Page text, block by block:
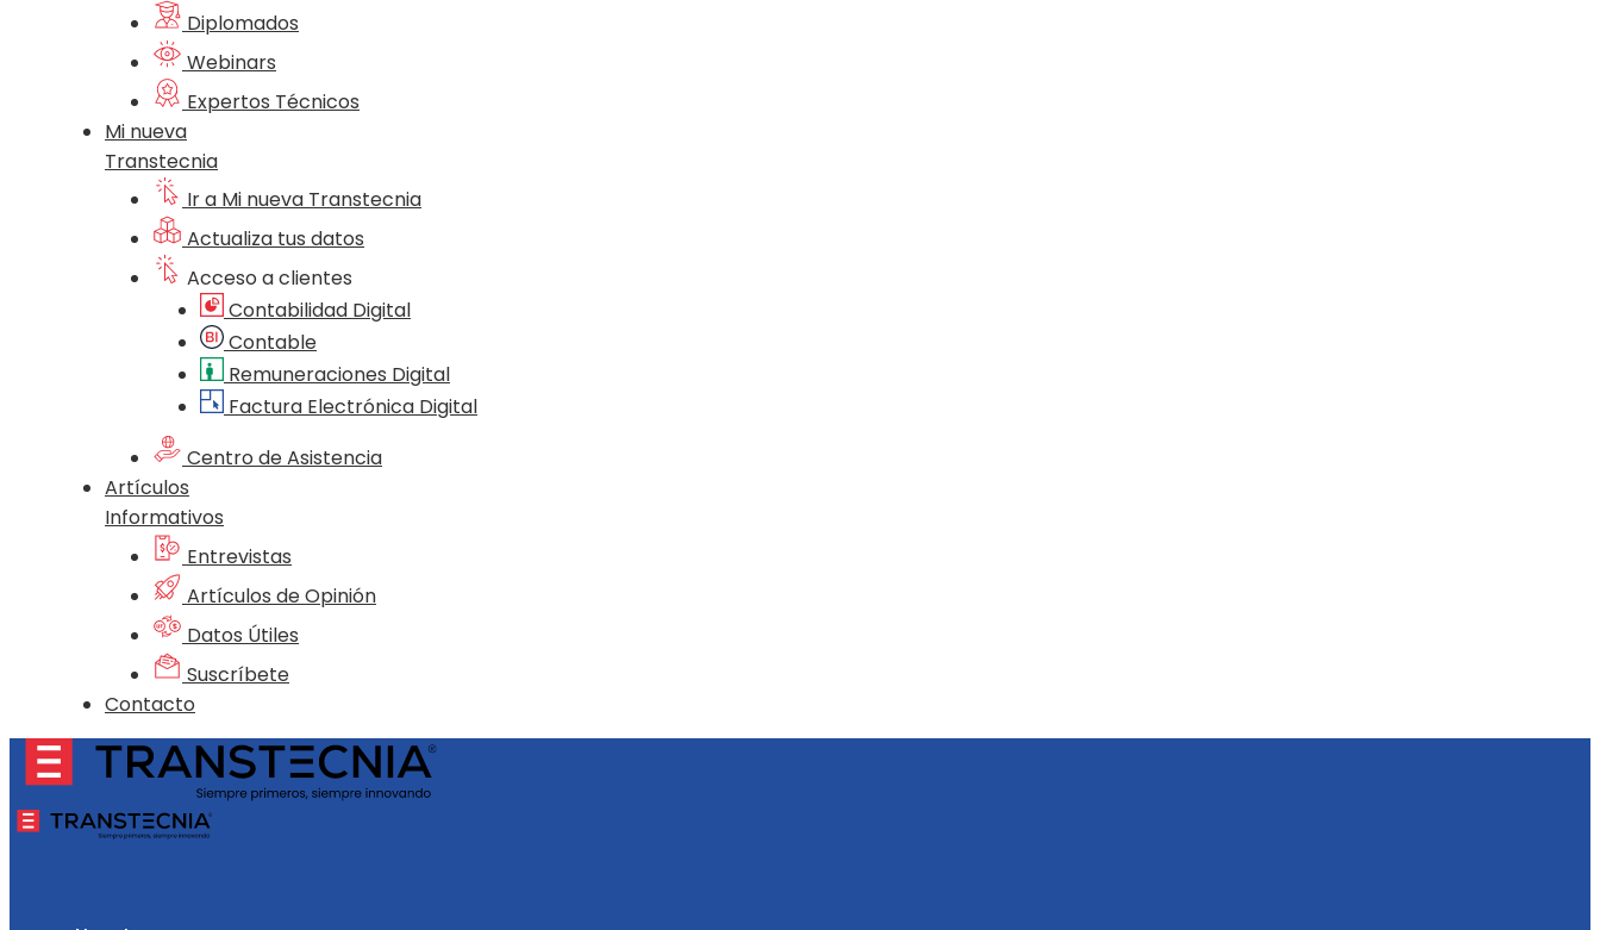
Diplomados
Webinars
Expertos Técnicos
Mi nueva
Transtecnia
Ir a Mi nueva Transtecnia
Actualiza tus datos
Acceso a clientes
Contabilidad Digital
Contable
Remuneraciones Digital
Factura Electrónica Digital
Centro de Asistencia
Artículos
Informativos
Entrevistas
Artículos de Opinión
Datos Útiles
Suscríbete
Contacto